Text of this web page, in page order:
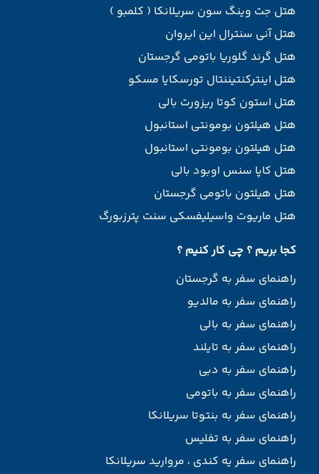
هتل جت وینگ سون سریلانکا ( کلمبو )
هتل آنی سنترال این ایروان
هتل گرند گلوریا باتومی گرجستان
هتل اینترکنتیننتال تورسکایا مسکو
هتل استون کوتا ریزورت بالی
هتل هیلتون بومونتی استانبول
هتل هیلتون بومونتی استانبول
هتل کاپا سنس اوبود بالی
هتل هیلتون باتومی گرجستان
هتل ماریوت واسیلیفسکی سنت پترزبورگ
کجا بریم ؟ چی کار کنیم ؟
راهنمای سفر به گرجستان
راهنمای سفر به مالدیو
راهنمای سفر به بالی
راهنمای سفر به تایلند
راهنمای سفر به دبی
راهنمای سفر به باتومی
راهنمای سفر به بنتوتا سریلانکا
راهنمای سفر به تفلیس
راهنمای سفر یه کندی ، مروارید سریلانکا